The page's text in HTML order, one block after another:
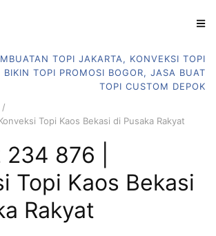
Topi Kaos Bekasi di Pusaka Rakyat
876 |
Topi Kaos Bekasi
Rakyat